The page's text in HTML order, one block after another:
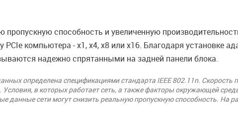
пропускную способность и увеличенную
компьютера - x1, x4, x8 или x16. Благодаря установке
надежно спрятанными на задней панели блока.
определена спецификациями стандарта IEEE 802.11n.
Условия, в которых работает сеть, а также факторы окружающей
данные сети могут снизить реальную пропускную способность. На